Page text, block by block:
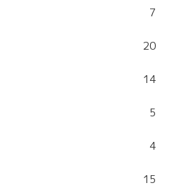
7
20
14
5
4
15